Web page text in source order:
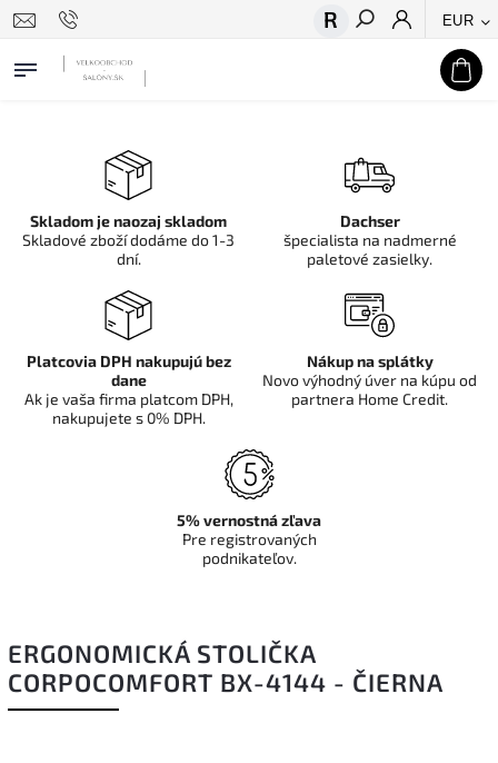
EUR
Hľadať
ERGONOMICKÁ STOLIČKA
CORPOCOMFORT BX-4144 - ČIERNA
Skladom je naozaj skladom
Skladové zboží dodáme do 1-3
dní.
Dachser
špecialista na nadmerné
paletové zasielky.
Platcovia DPH nakupujú bez
dane
Ak je vaša firma platcom DPH,
nakupujete s 0% DPH.
Nákup na splátky
Novo výhodný úver na kúpu od
partnera Home Credit.
5% vernostná zľava
Pre registrovaných
podnikateľov.